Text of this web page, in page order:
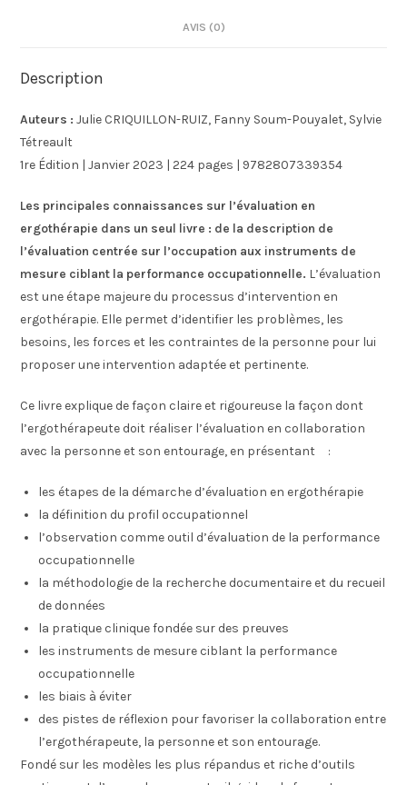
AVIS (0)
Description
Auteurs : Julie CRIQUILLON-RUIZ, Fanny Soum-Pouyalet, Sylvie
Tétreault
1re Édition | Janvier 2023 | 224 pages | 9782807339354
Les principales connaissances sur l’évaluation en
ergothérapie dans un seul livre : de la description de
l’évaluation centrée sur l’occupation aux instruments de
mesure ciblant la performance occupationnelle. L’évaluation
est une étape majeure du processus d’intervention en
ergothérapie. Elle permet d’identifier les problèmes, les
besoins, les forces et les contraintes de la personne pour lui
proposer une intervention adaptée et pertinente.
Ce livre explique de façon claire et rigoureuse la façon dont
l’ergothérapeute doit réaliser l’évaluation en collaboration
avec la personne et son entourage, en présentant :
les étapes de la démarche d’évaluation en ergothérapie
la définition du profil occupationnel
l’observation comme outil d’évaluation de la performance
occupationnelle
la méthodologie de la recherche documentaire et du recueil
de données
la pratique clinique fondée sur des preuves
les instruments de mesure ciblant la performance
occupationnelle
les biais à éviter
des pistes de réflexion pour favoriser la collaboration entre
l’ergothérapeute, la personne et son entourage.
Fondé sur les modèles les plus répandus et riche d’outils